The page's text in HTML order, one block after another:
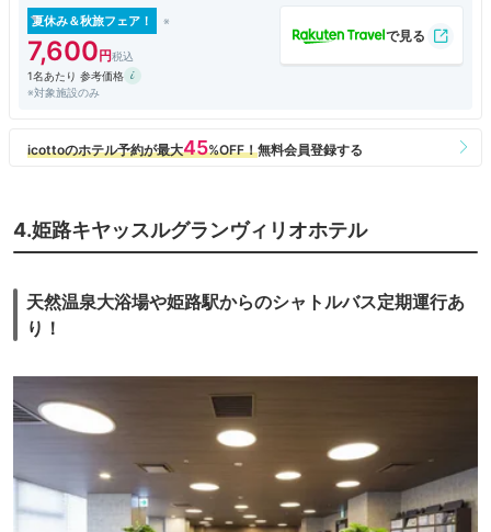
も。牛肉ゴロゴロのカレー、おでん、ミニ穴子丼、姫路チャンポンなど。
ドリンク類も充実していました。チェックアウトは正午なので、ゆっくり
部屋で過ごせて快適でした。
夏休み＆秋旅フェア！
7,600
1名あたり 参考価格
※対象施設のみ
4.姫路キヤッスルグランヴィリオホテル
天然温泉大浴場や姫路駅からのシャトルバス定期運行あ
り！